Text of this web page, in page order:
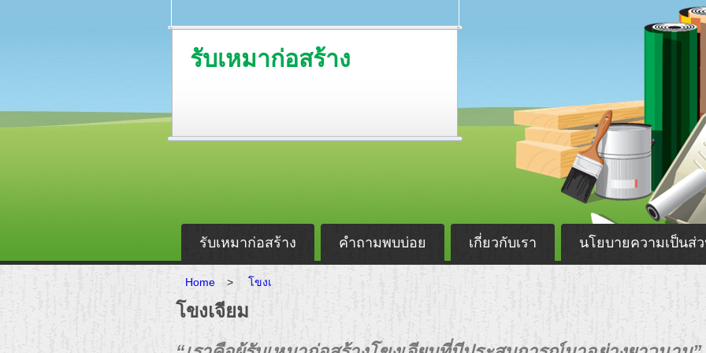
รับเหมาก่อสร้าง
รับเหมาก่อสร้าง คำถามพบบ่อย เกี่ยวกับเรา นโยบายความเป็นส่
Home > โขงเ
โขงเจียม